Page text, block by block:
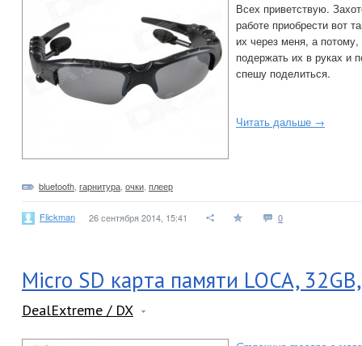
Всех приветствую.
работе приобрести вот
их через меня, а
подержать их в руках и
спешу поделиться.
Читать дальше →
bluetooth гарнитура очки плеер
Flickman 26 сентября 2014, 15:41 0
Micro SD карта памяти LOCA,
DealExtreme / DX